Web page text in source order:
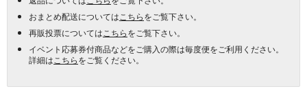
おまとめ配送については こちらをご覧下さい。
再販投票については こちらをご覧下さい。
イベント応募券付商品などをご購入の際は毎度便をご利用ください。
詳細は こちらをご覧ください。